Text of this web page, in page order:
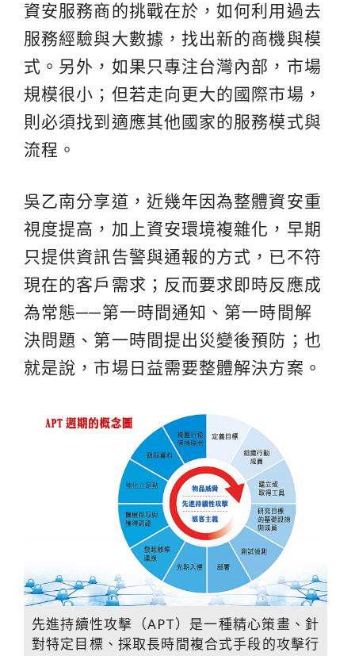
資安服務商的挑戰在於，如何利用過去
服務經驗與大數據，找出新的商機與模
式。另外，如果只專注台灣內部，市場
規模很小；但若走向更大的國際市場，
則必須找到適應其他國家的服務模式與
流程。
吳乙南分享道，近幾年因為整體資安重
視度提高，加上資安環境複雜化，早期
只提供資訊告警與通報的方式，已不符
現在的客戶需求；反而要求即時反應成
為常態──第一時間通知、第一時間解
決問題、第一時間提出災變後預防；也
就是說，市場日益需要整體解決方案。
先進持續性攻擊（APT）是一種精心策畫、針
對特定目標、採取長時間複合式手段的攻擊行